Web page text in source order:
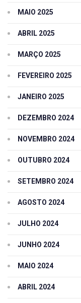
MAIO 2025
ABRIL 2025
MARÇO 2025
FEVEREIRO 2025
JANEIRO 2025
DEZEMBRO 2024
NOVEMBRO 2024
OUTUBRO 2024
SETEMBRO 2024
AGOSTO 2024
JULHO 2024
JUNHO 2024
MAIO 2024
ABRIL 2024